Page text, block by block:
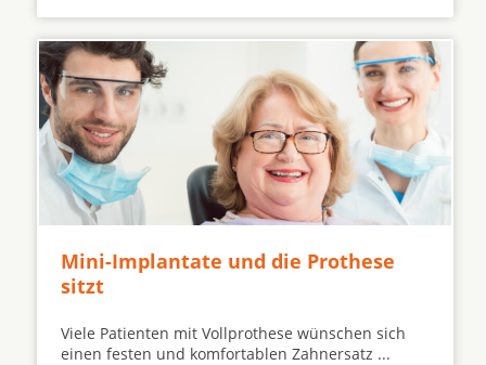
Mini-Implantate und die Prothese
sitzt
Viele Patienten mit Vollprothese wünschen sich
einen festen und komfortablen Zahnersatz ...